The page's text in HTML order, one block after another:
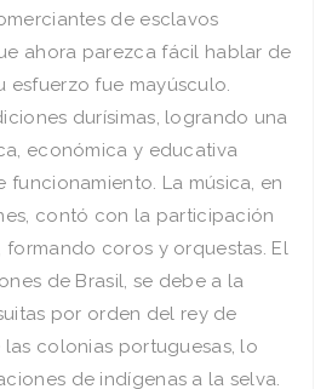
de esclavos
ahora parezca fácil hablar de
esfuerzo fue mayúsculo.
durísimas, logrando una
económica y educativa
funcionamiento. La música, en
contó con la participación
formando coros y orquestas. El
de Brasil, se debe a la
por orden del rey de
las colonias portuguesas, lo
de indígenas a la selva.